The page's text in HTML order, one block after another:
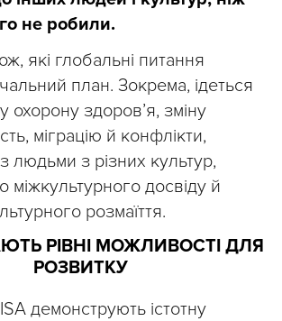
не робили.
які глобальні питання
план. Зокрема, ідеться
охорону здоров’я, зміну
міграцію й конфлікти,
людьми з різних культур,
міжкультурного досвіду й
розмаїття.
РІВНІ МОЖЛИВОСТІ ДЛЯ
РОЗВИТКУ
демонструють істотну